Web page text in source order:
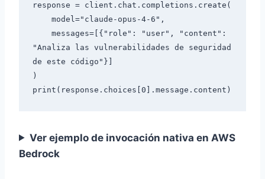
response = client.chat.completions.create(
"Analiza las vulnerabilidades de seguridad
de este código"}]
)
Ver ejemplo de invocación nativa en AWS
Bedrock